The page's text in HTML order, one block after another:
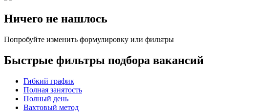
Ничего не нашлось
Попробуйте изменить формулировку или фильтры
Быстрые фильтры подбора вакансий
Гибкий график
Полная занятость
Полный день
Вахтовый метод